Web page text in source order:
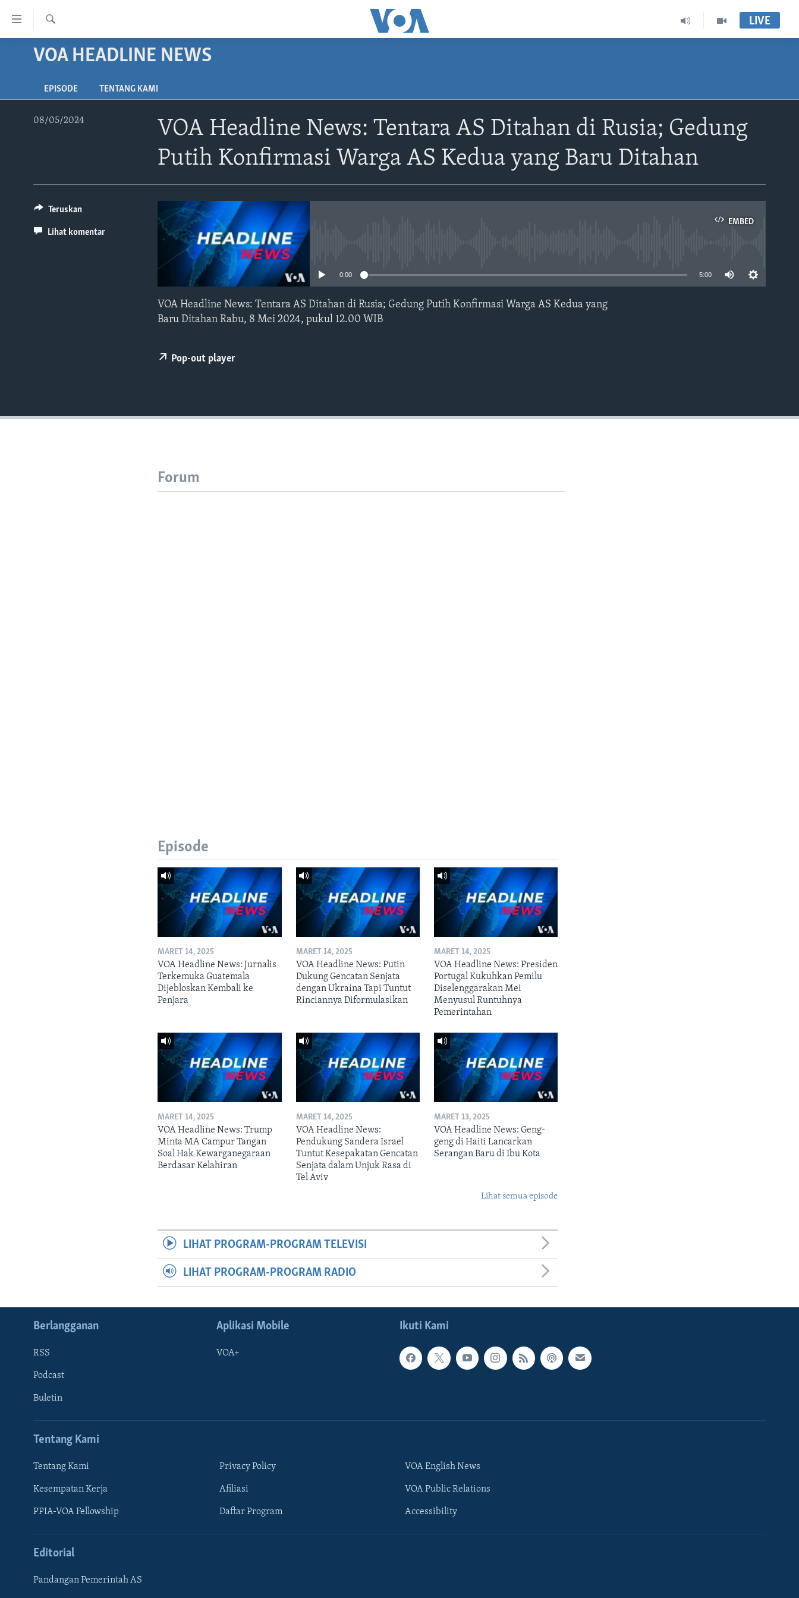
Akses
Konten
BERANDA
VIDEO
POLYGRAPH
Bahasa-bahasa
LIVE
VOA HEADLINE NEWS
EPISODE TENTANG KAMI
VOA Headline News: Tentara AS Ditahan di Rusia; Gedung
Putih Konfirmasi Warga AS Kedua yang Baru Ditahan
08/05/2024
EMBED
0:00 5:00
VOA Headline News: Tentara AS Ditahan di Rusia; Gedung Putih Konfirmasi Warga AS Kedua yang
Baru Ditahan Rabu, 8 Mei 2024, pukul 12.00 WIB
Pop-out player
Teruskan
Lihat komentar
Forum
Episode
MARET 14, 2025
VOA Headline News: Jurnalis
Terkemuka Guatemala
Dijebloskan Kembali ke
Penjara
MARET 14, 2025
VOA Headline News: Putin
Dukung Gencatan Senjata
dengan Ukraina Tapi Tuntut
Rinciannya Diformulasikan
MARET 14, 2025
VOA Headline News: Presiden
Portugal Kukuhkan Pemilu
Diselenggarakan Mei
Menyusul Runtuhnya
Pemerintahan
MARET 14, 2025
VOA Headline News: Trump
Minta MA Campur Tangan
Soal Hak Kewarganegaraan
Berdasar Kelahiran
MARET 14, 2025
VOA Headline News:
Pendukung Sandera Israel
Tuntut Kesepakatan Gencatan
Senjata dalam Unjuk Rasa di
Tel Aviv
MARET 13, 2025
VOA Headline News: Geng-
geng di Haiti Lancarkan
Serangan Baru di Ibu Kota
Lihat semua episode
LIHAT PROGRAM-PROGRAM TELEVISI
LIHAT PROGRAM-PROGRAM RADIO
Ikuti Kami
Berlangganan
RSS
Podcast
Buletin
Aplikasi Mobile
VOA+
Tentang Kami
Tentang Kami
Kesempatan Kerja
PPIA-VOA Fellowship
Privacy Policy
Afiliasi
Daftar Program
VOA English News
VOA Public Relations
Accessibility
Editorial
Pandangan Pemerintah AS